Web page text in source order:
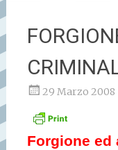
29 Marzo 2008
Forgione ed